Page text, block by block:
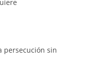
persecución sin